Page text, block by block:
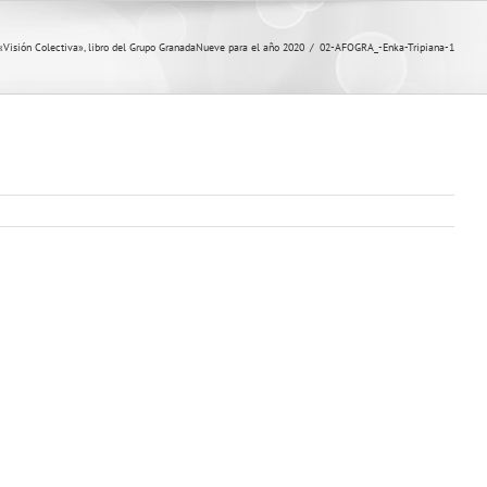
Colectiva», libro del Grupo GranadaNueve para el año 2020 / 02-AFOGRA_-Enka-Tripiana-1